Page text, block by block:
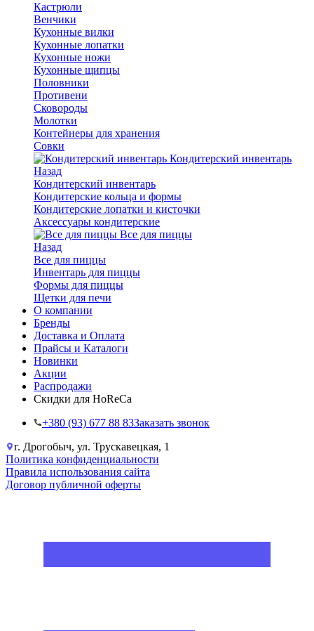
Кастрюли
Венчики
Кухонные вилки
Кухонные лопатки
Кухонные ножи
Кухонные щипцы
Половники
Противени
Сковороды
Молотки
Контейнеры для хранения
Совки
Кондитерский инвентарь
Назад
Кондитерский инвентарь
Кондитерские кольца и формы
Кондитерские лопатки и кисточки
Аксессуары кондитерские
Все для пиццы
Назад
Все для пиццы
Инвентарь для пиццы
Формы для пиццы
Щетки для печи
О компании
Бренды
Доставка и Оплата
Прайсы и Каталоги
Новинки
Акции
Распродажи
Скидки для HoReCa
+38‎0 (93) 677 88 83Заказать звонок
г. Дрогобыч, ул. Трускавецкая, 1
Политика конфиденциальности
Правила использования сайта
Договор публичной оферты